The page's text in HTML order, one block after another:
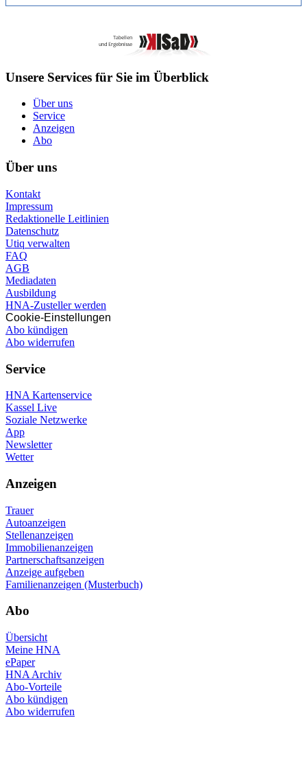
Unsere Services für Sie im Überblick
Über uns
Service
Anzeigen
Abo
Über uns
Kontakt
Impressum
Redaktionelle Leitlinien
Datenschutz
Utiq verwalten
FAQ
AGB
Mediadaten
Ausbildung
HNA-Zusteller werden
Cookie-Einstellungen
Abo kündigen
Abo widerrufen
Service
HNA Kartenservice
Kassel Live
Soziale Netzwerke
App
Newsletter
Wetter
Anzeigen
Trauer
Autoanzeigen
Stellenanzeigen
Immobilienanzeigen
Partnerschaftsanzeigen
Anzeige aufgeben
Familienanzeigen (Musterbuch)
Abo
Übersicht
Meine HNA
ePaper
HNA Archiv
Abo-Vorteile
Abo kündigen
Abo widerrufen